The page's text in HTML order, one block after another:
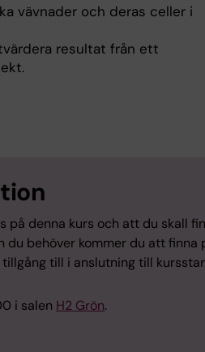
vävnader och deras celler i
resultat från ett
på denna kurs och att du skall
du behöver kommer du att finna
till i anslutning till
i salen H2 Grön.